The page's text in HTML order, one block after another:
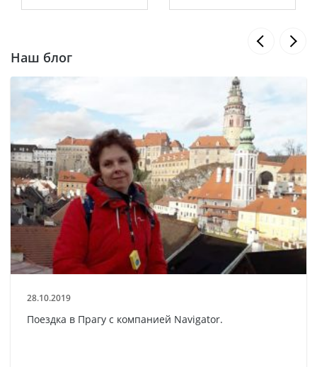
Наш блог
28.10.2019
Поездка в Прагу с компанией Navigator.